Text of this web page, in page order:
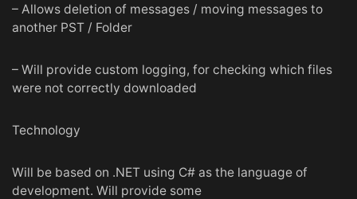
– Allows deletion of messages / moving messages to
another PST / Folder
– Will provide custom logging, for checking which files
were not correctly downloaded
Technology
Will be based on .NET using C# as the language of
development. Will provide some